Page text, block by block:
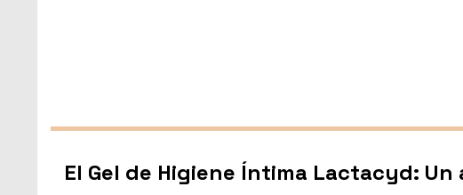
El Gel de Higiene Íntima Lactacyd: